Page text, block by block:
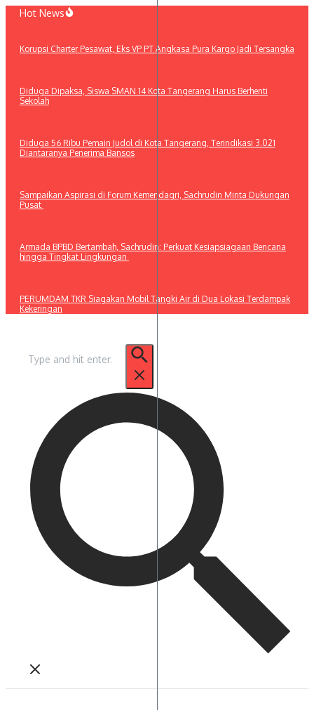
Lewati
Hot News
Korupsi Charter Pesawat, Eks VP PT Angkasa Pura Kargo Jadi Tersangka
Diduga Dipaksa, Siswa SMAN 14 Kota Tangerang Harus Berhenti
Sekolah
Diduga 56 Ribu Pemain Judol di Kota Tangerang, Terindikasi 3.021
Diantaranya Penerima Bansos
Sampaikan Aspirasi di Forum Kemendagri, Sachrudin Minta Dukungan
Pusat
Armada BPBD Bertambah, Sachrudin: Perkuat Kesiapsiagaan Bencana
hingga Tingkat Lingkungan
PERUMDAM TKR Siagakan Mobil Tangki Air di Dua Lokasi Terdampak
Kekeringan
untuk: